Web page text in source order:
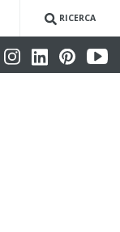
RICERCA